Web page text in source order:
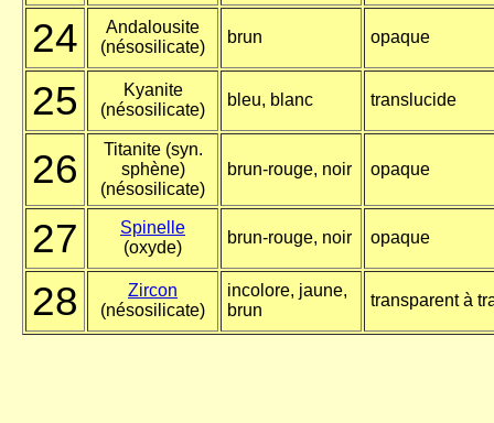
24
Andalousite
(nésosilicate)
brun opaque
25
Kyanite
(nésosilicate)
bleu, blanc translucide
26
Titanite (syn.
sphène)
(nésosilicate)
brun-rouge, noir opaque
27
Spinelle
(oxyde)
brun-rouge, noir opaque
28
Zircon
(nésosilicate)
incolore, jaune,
brun
transparent à